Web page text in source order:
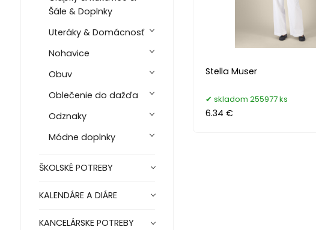
Šále & Doplnky
Uteráky & Domácnosť
Nohavice
Obuv
Oblečenie do dažďa
Odznaky
Módne doplnky
ŠKOLSKÉ POTREBY
KALENDÁRE A DIÁRE
KANCELÁRSKE POTREBY
Stella Muser
skladom 255977 ks
6.34 €